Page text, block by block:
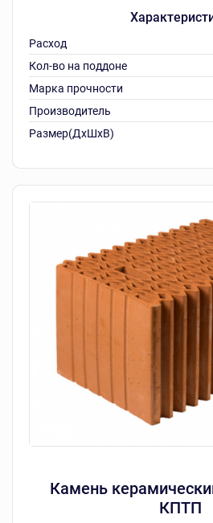
Расход
Кол-во на поддоне
Марка прочности
Производитель
Размер(ДхШхВ)
Камень
КПТП